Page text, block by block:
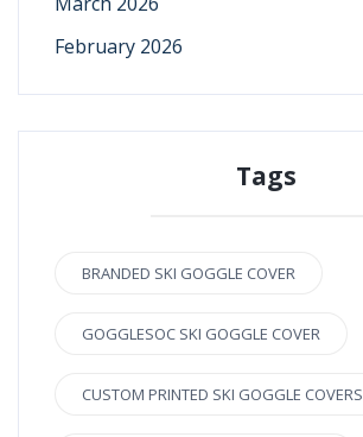
February 2026
Tags
BRANDED SKI GOGGLE COVER
GOGGLESOC SKI GOGGLE COVER
CUSTOM PRINTED SKI GOGGLE COVERS